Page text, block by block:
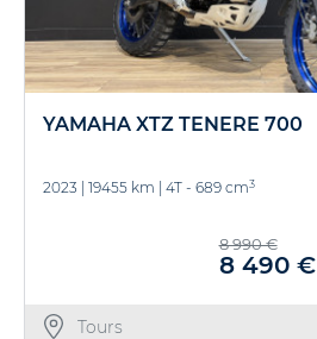
YAMAHA XTZ TENERE 700
2023 19455 km 4T - 689 cm3
8 990 €
8 490 €
Tours